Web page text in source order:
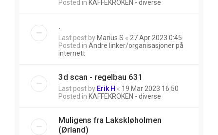
Posted in KAFFEKROKEN - diverse
.
Last post by Marius S « 27 Apr 2023 0:45
Posted in Andre linker/organisasjoner på
internett
3d scan - regelbau 631
Last post by Erik H « 19 Mar 2023 16:50
Posted in KAFFEKROKEN - diverse
Muligens fra Lakskløholmen
(Ørland)